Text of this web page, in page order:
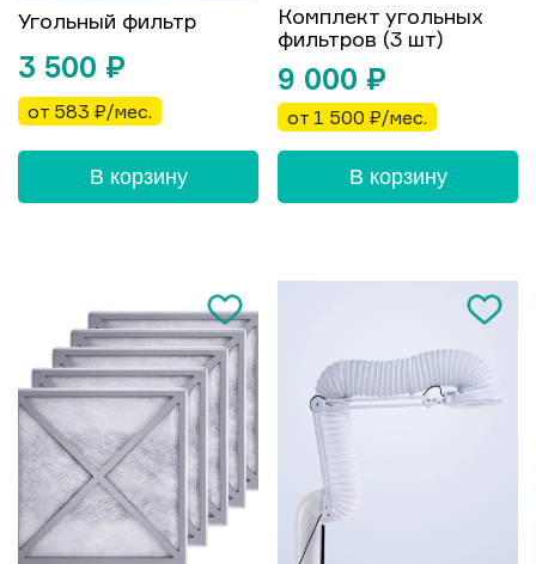
Угольный фильтр
3 500 ₽
от 583 ₽/мес.
В корзину
Комплект угольных
фильтров (3 шт)
9 000 ₽
от 1 500 ₽/мес.
В корзину